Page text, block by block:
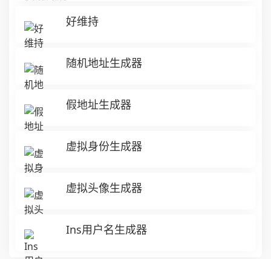
好维持
随机地址生成器
假地址生成器
虚拟身份生成器
虚拟头像生成器
Ins用户名生成器